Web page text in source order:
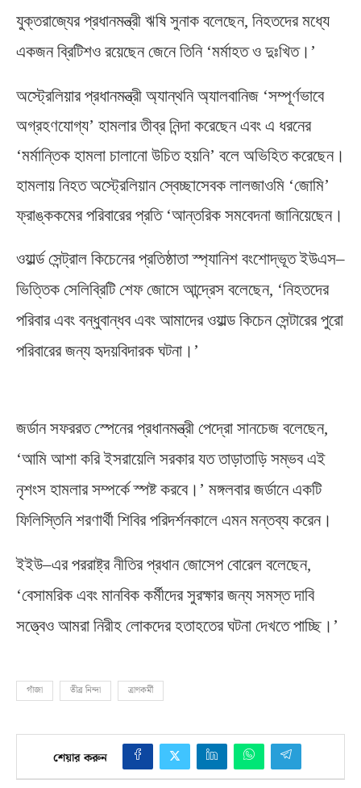
যুক্তরাজ্যের প্রধানমন্ত্রী ঋষি সুনাক বলেছেন, নিহতদের মধ্যে
একজন ব্রিটিশও রয়েছেন জেনে তিনি ‘মর্মাহত ও দুঃখিত।’
অস্ট্রেলিয়ার প্রধানমন্ত্রী অ্যান্থনি অ্যালবানিজ ‘সম্পূর্ণভাবে
অগ্রহণযোগ্য’ হামলার তীব্র নিন্দা করেছেন এবং এ ধরনের
‘মর্মান্তিক হামলা চালানো উচিত হয়নি’ বলে অভিহিত করেছেন।
হামলায় নিহত অস্ট্রেলিয়ান স্বেচ্ছাসেবক লালজাওমি ‘জোমি’
ফ্রাঙ্ককমের পরিবারের প্রতি ‘আন্তরিক সমবেদনা জানিয়েছেন।
ওয়ার্ল্ড সেন্ট্রাল কিচেনের প্রতিষ্ঠাতা স্প্যানিশ বংশোদ্ভূত ইউএস–
ভিত্তিক সেলিব্রিটি শেফ জোসে আন্দ্রেস বলেছেন, ‘নিহতদের
পরিবার এবং বন্ধুবান্ধব এবং আমাদের ওয়াল্ড কিচেন সেন্টারের পুরো
পরিবারের জন্য হৃদয়বিদারক ঘটনা।’
জর্ডান সফররত স্পেনের প্রধানমন্ত্রী পেদ্রো সানচেজ বলেছেন,
‘আমি আশা করি ইসরায়েলি সরকার যত তাড়াতাড়ি সম্ভব এই
নৃশংস হামলার সম্পর্কে স্পষ্ট করবে।’ মঙ্গলবার জর্ডানে একটি
ফিলিস্তিনি শরণার্থী শিবির পরিদর্শনকালে এমন মন্তব্য করেন।
ইইউ–এর পররাষ্ট্র নীতির প্রধান জোসেপ বোরেল বলেছেন,
‘বেসামরিক এবং মানবিক কর্মীদের সুরক্ষার জন্য সমস্ত দাবি
সত্ত্বেও আমরা নিরীহ লোকদের হতাহতের ঘটনা দেখতে পাচ্ছি।’
গাঁজা তীব্র নিন্দা ত্রাণকর্মী
শেয়ার করুন